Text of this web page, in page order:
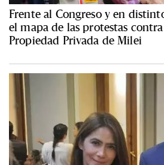
Frente al Congreso y en
el mapa de las protestas
Propiedad Privada de Milei